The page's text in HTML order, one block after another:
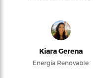
Kiara Gerena
Energía Renovable